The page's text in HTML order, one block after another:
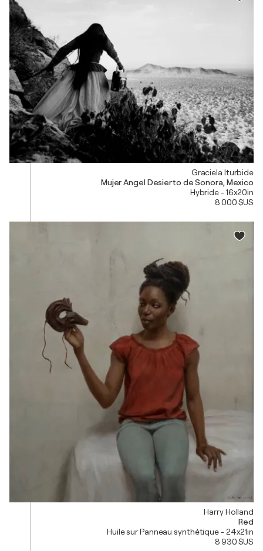
Graciela Iturbide
Mujer Angel Desierto de Sonora, Mexico
Hybride - 16x20in
8 000 $US
Harry Holland
Red
Huile sur Panneau synthétique - 24x21in
8 930 $US